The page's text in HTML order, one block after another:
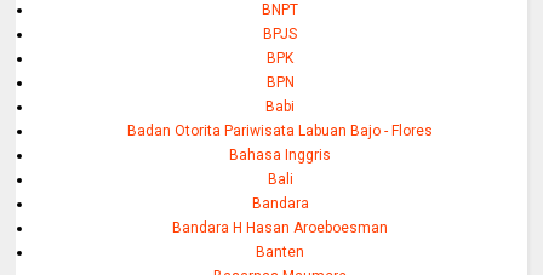
BNPT
BPJS
BPK
BPN
Babi
Badan Otorita Pariwisata Labuan Bajo - Flores
Bahasa Inggris
Bali
Bandara
Bandara H Hasan Aroeboesman
Banten